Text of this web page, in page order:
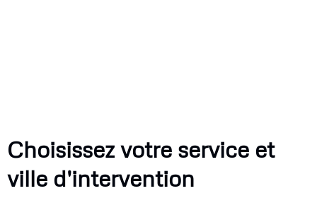
Choisissez votre service et
ville d'intervention